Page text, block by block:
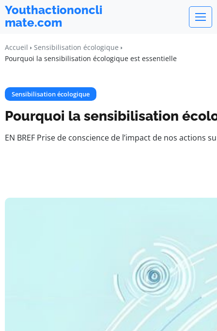
Youthactiononcli
mate.com
Accueil
Sensibilisation écologique
Pourquoi la sensibilisation écologique est essentielle
Sensibilisation écologique
Pourquoi la sensibilisation
EN BREF Prise de conscience de l’impact de nos